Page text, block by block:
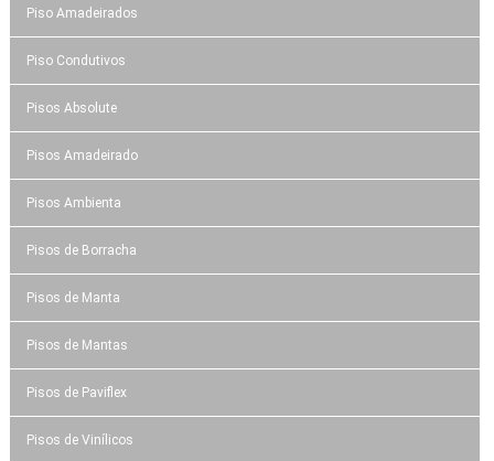
Piso Amadeirados
Piso Condutivos
Pisos Absolute
Pisos Amadeirado
Pisos Ambienta
Pisos de Borracha
Pisos de Manta
Pisos de Mantas
Pisos de Paviflex
Pisos de Vinílicos